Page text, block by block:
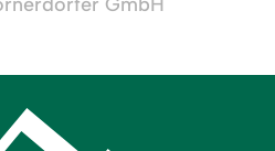
GmbH